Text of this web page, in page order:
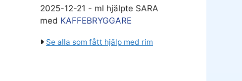
2025-12-21 - ml hjälpte SARA
med KAFFEBRYGGARE
Se alla som fått hjälp med rim